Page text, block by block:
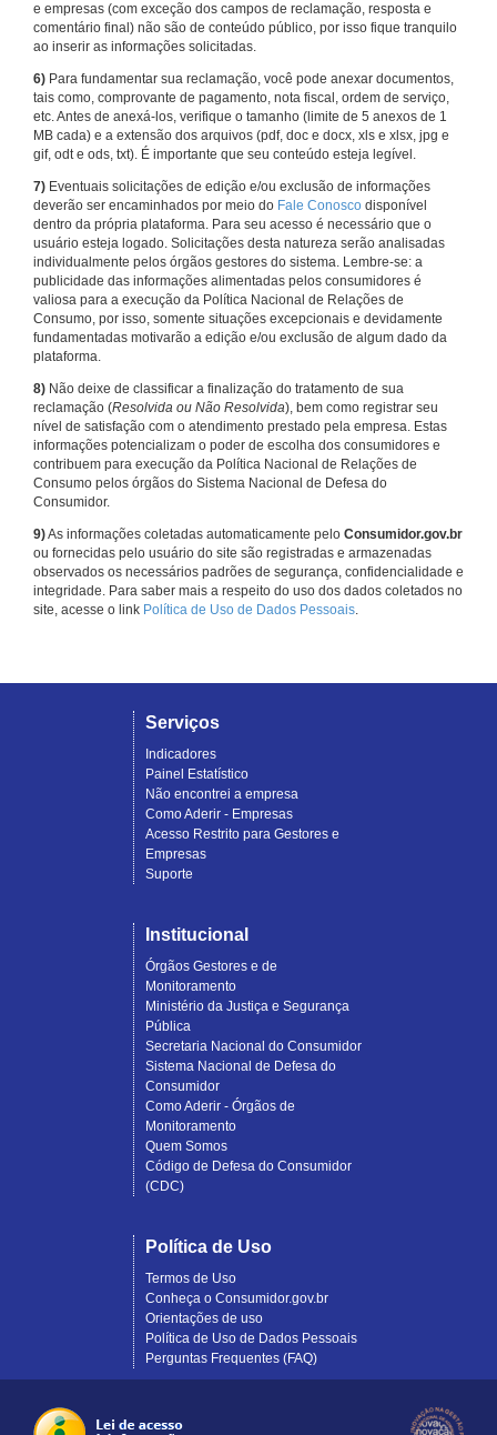
e empresas (com exceção dos campos de reclamação, resposta e
comentário final) não são de conteúdo público, por isso fique tranquilo
ao inserir as informações solicitadas.
6) Para fundamentar sua reclamação, você pode anexar documentos,
tais como, comprovante de pagamento, nota fiscal, ordem de serviço,
etc. Antes de anexá-los, verifique o tamanho (limite de 5 anexos de 1
MB cada) e a extensão dos arquivos (pdf, doc e docx, xls e xlsx, jpg e
gif, odt e ods, txt). É importante que seu conteúdo esteja legível.
7) Eventuais solicitações de edição e/ou exclusão de informações
deverão ser encaminhados por meio do Fale Conosco disponível
dentro da própria plataforma. Para seu acesso é necessário que o
usuário esteja logado. Solicitações desta natureza serão analisadas
individualmente pelos órgãos gestores do sistema. Lembre-se: a
publicidade das informações alimentadas pelos consumidores é
valiosa para a execução da Política Nacional de Relações de
Consumo, por isso, somente situações excepcionais e devidamente
fundamentadas motivarão a edição e/ou exclusão de algum dado da
plataforma.
8) Não deixe de classificar a finalização do tratamento de sua
reclamação (Resolvida ou Não Resolvida), bem como registrar seu
nível de satisfação com o atendimento prestado pela empresa. Estas
informações potencializam o poder de escolha dos consumidores e
contribuem para execução da Política Nacional de Relações de
Consumo pelos órgãos do Sistema Nacional de Defesa do
Consumidor.
9)As informações coletadas automaticamente pelo Consumidor.gov.br
ou fornecidas pelo usuário do site são registradas e armazenadas
observados os necessários padrões de segurança, confidencialidade e
integridade. Para saber mais a respeito do uso dos dados coletados no
site, acesse o link Política de Uso de Dados Pessoais.
Serviços
Indicadores
Painel Estatístico
Não encontrei a empresa
Como Aderir - Empresas
Acesso Restrito para Gestores e
Empresas
Suporte
Institucional
Órgãos Gestores e de
Monitoramento
Ministério da Justiça e Segurança
Pública
Secretaria Nacional do Consumidor
Sistema Nacional de Defesa do
Consumidor
Como Aderir - Órgãos de
Monitoramento
Quem Somos
Código de Defesa do Consumidor
(CDC)
Política de Uso
Termos de Uso
Conheça o Consumidor.gov.br
Orientações de uso
Política de Uso de Dados Pessoais
Perguntas Frequentes (FAQ)